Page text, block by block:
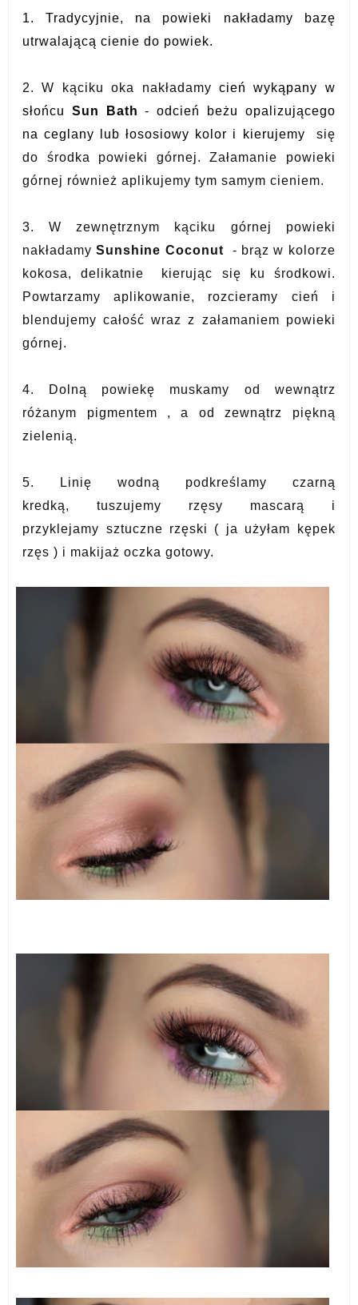
1. Tradycyjnie, na powieki nakładamy bazę
utrwalającą cienie do powiek.
2. W kąciku oka nakładamy cień wykąpany w
słońcu Sun Bath
- odcień beżu opalizującego
na ceglany lub łososiowy kolor i kierujemy
się
do środka powieki górnej. Załamanie powieki
górnej również aplikujemy tym samym cieniem.
3. W zewnętrznym kąciku górnej powieki
nakładamySunshine Coconut - brąz w kolorze
kokosa, delikatnie
kierując się ku środkowi.
Powtarzamy aplikowanie, rozcieramy cień i
blendujemy całość wraz z załamaniem powieki
górnej.
4. Dolną powiekę muskamy od wewnątrz
różanym pigmentem , a od zewnątrz piękną
zielenią.
5. Linię wodną podkreślamy czarną
kredką,tuszujemy rzęsy mascarą i
przyklejamy sztuczne rzęski ( ja użyłam kępek
rzęs ) i makijaż oczka gotowy.